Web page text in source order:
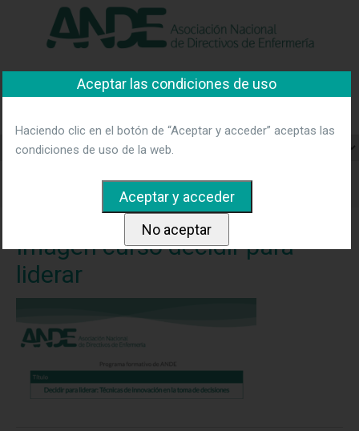
"Ver política"
Asociación Nacional de
Imagen curso decidir para liderar
Imagen curso decidir para
liderar
Aceptar las condiciones de uso
Haciendo clic en el botón de “Aceptar y acceder” aceptas las
condiciones de uso de la web.